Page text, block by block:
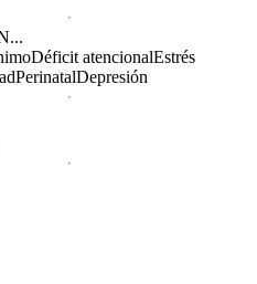
Déficit atencionalEstrés
PerinatalDepresión